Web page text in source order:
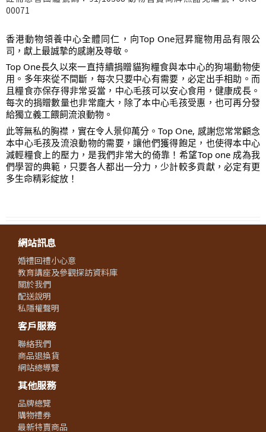
00071
香港動物領養中心全體同仁，向Top One冠昇寵物用品有限公
司，獻上最誠摯的感謝及尊敬。
Top One長久以來一直持續捐贈貓狗糧食與本中心的狗場動物使
用。多年來從不間斷，每次只要中心有需要，必定出手相助。而
且糧食亦保存得非常妥當，中心毛孩可以安心食用，健康成長。
每次的捐贈數量也非常龐大，除了本中心毛孩受惠，也可再分發
給獨立義工餵飼流浪動物。
此等無私的胸襟，實在令人景仰萬分。Top One, 感謝您常常顧念
本中心毛孩及流浪動物的需要，讓他們獲得飽足，也使得本中心
減輕糧食上的壓力，是我們非常大的倚靠！希望Top one 成為我
們學習的典範，只要各人都出一分力，少計較多貢獻，必定有更
多生命精彩綻放！
網站訊息
婚禮回禮小心意
教育講座及參觀探訪資料庫
關於我們
配送說明
私隱權聲明
客戶服務
聯絡我們
商品退換貨
網站總導覽
其他服務
品牌總覽
購物禮券
最新特賣商品